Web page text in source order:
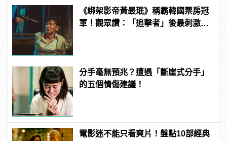
《綁架影帝黃晸珉》稱霸韓國票房冠
軍！觀眾讚：「追擊者」後最刺激的
分手毫無預兆？遭遇「斷崖式分手」
的五個情傷建議！
電影迷不能只看爽片！盤點10部經典